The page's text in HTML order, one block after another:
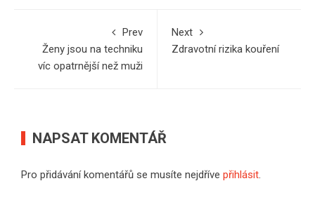
Prev
Ženy jsou na techniku
víc opatrnější než muži
Next
Zdravotní rizika kouření
NAPSAT KOMENTÁŘ
Pro přidávání komentářů se musíte nejdříve přihlásit.